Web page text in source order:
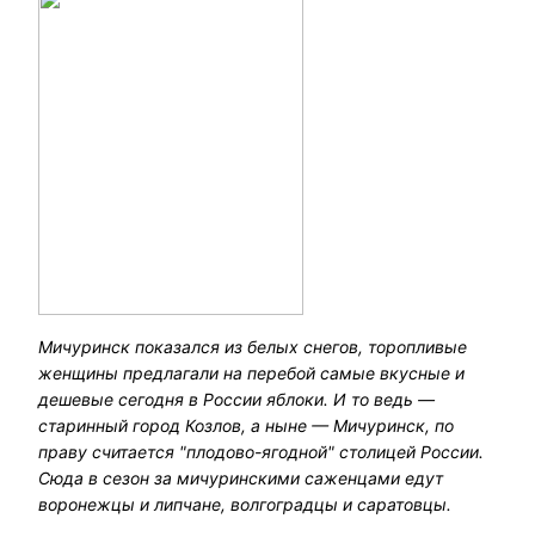
Мичуринск показался из белых снегов, торопливые
женщины предлагали на перебой самые вкусные и
дешевые сегодня в России яблоки. И то ведь —
старинный город Козлов, а ныне — Мичуринск, по
праву считается "плодово-ягодной" столицей России.
Сюда в сезон за мичуринскими саженцами едут
воронежцы и липчане, волгоградцы и саратовцы.